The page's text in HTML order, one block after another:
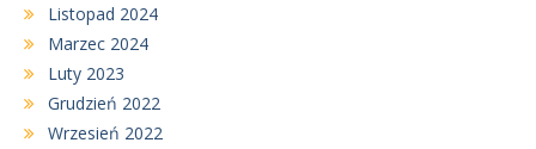
Listopad 2024
Marzec 2024
Luty 2023
Grudzień 2022
Wrzesień 2022